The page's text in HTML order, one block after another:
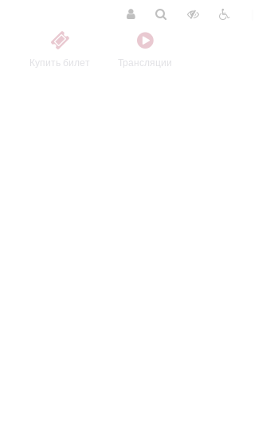
Купить билет Трансляции